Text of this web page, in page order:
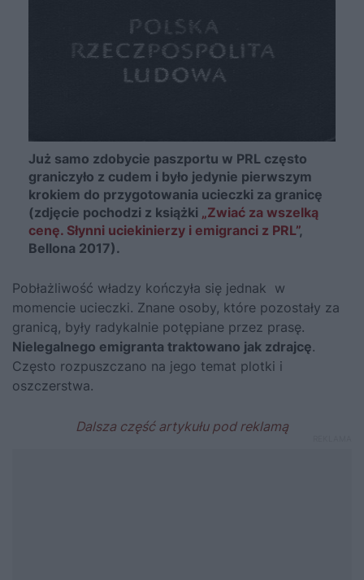
Już samo zdobycie paszportu w PRL często
graniczyło z cudem i było jedynie pierwszym
krokiem do przygotowania ucieczki za granicę
(zdjęcie pochodzi z książki „Zwiać za wszelką
cenę. Słynni uciekinierzy i emigranci z PRL”,
Bellona 2017).
Pobłażliwość władzy kończyła się jednak w
momencie ucieczki. Znane osoby, które pozostały za
granicą, były radykalnie potępiane przez prasę.
Nielegalnego emigranta traktowano jak zdrajcę.
Często rozpuszczano na jego temat plotki i
oszczerstwa.